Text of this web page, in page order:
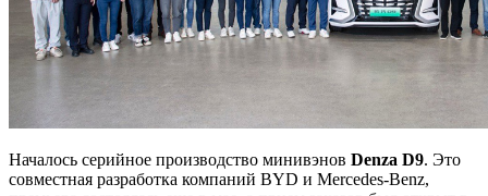
Началось серийное производство минивэнов Denza D9. Это
совместная разработка компаний BYD и Mercedes-Benz,